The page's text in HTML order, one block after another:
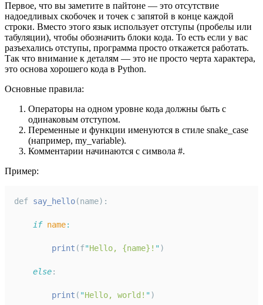
Первое, что вы заметите в пайтоне — это отсутствие
надоедливых скобочек и точек с запятой в конце каждой
строки. Вместо этого язык использует отступы (пробелы или
табуляции), чтобы обозначить блоки кода. То есть если у вас
разъехались отступы, программа просто откажется работать.
Так что внимание к деталям — это не просто черта характера,
это основа хорошего кода в Python.
Основные правила:
Операторы на одном уровне кода должны быть с
одинаковым отступом.
Переменные и функции именуются в стиле snake_case
(например, my_variable).
Комментарии начинаются с символа #.
Пример:
def say_hello(name):
if name:
print (f"Hello, {name}! ")
else:
print ( "Hello, world! ")